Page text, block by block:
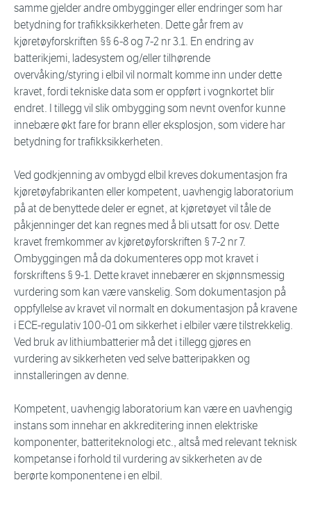
samme gjelder andre ombygginger eller endringer som har
betydning for trafikksikkerheten. Dette går frem av
kjøretøyforskriften §§ 6-8 og 7-2 nr 3.1. En endring av
batterikjemi, ladesystem og/eller tilhørende
overvåking/styring i elbil vil normalt komme inn under dette
kravet, fordi tekniske data som er oppført i vognkortet blir
endret. I tillegg vil slik ombygging som nevnt ovenfor kunne
innebære økt fare for brann eller eksplosjon, som videre har
betydning for trafikksikkerheten.
Ved godkjenning av ombygd elbil kreves dokumentasjon fra
kjøretøyfabrikanten eller kompetent, uavhengig laboratorium
på at de benyttede deler er egnet, at kjøretøyet vil tåle de
påkjenninger det kan regnes med å bli utsatt for osv. Dette
kravet fremkommer av kjøretøyforskriften § 7-2 nr 7.
Ombyggingen må da dokumenteres opp mot kravet i
forskriftens § 9-1. Dette kravet innebærer en skjønnsmessig
vurdering som kan være vanskelig. Som dokumentasjon på
oppfyllelse av kravet vil normalt en dokumentasjon på kravene
i ECE-regulativ 100-01 om sikkerhet i elbiler være tilstrekkelig.
Ved bruk av lithiumbatterier må det i tillegg gjøres en
vurdering av sikkerheten ved selve batteripakken og
innstalleringen av denne.
Kompetent, uavhengig laboratorium kan være en uavhengig
instans som innehar en akkreditering innen elektriske
komponenter, batteriteknologi etc., altså med relevant teknisk
kompetanse i forhold til vurdering av sikkerheten av de
berørte komponentene i en elbil.